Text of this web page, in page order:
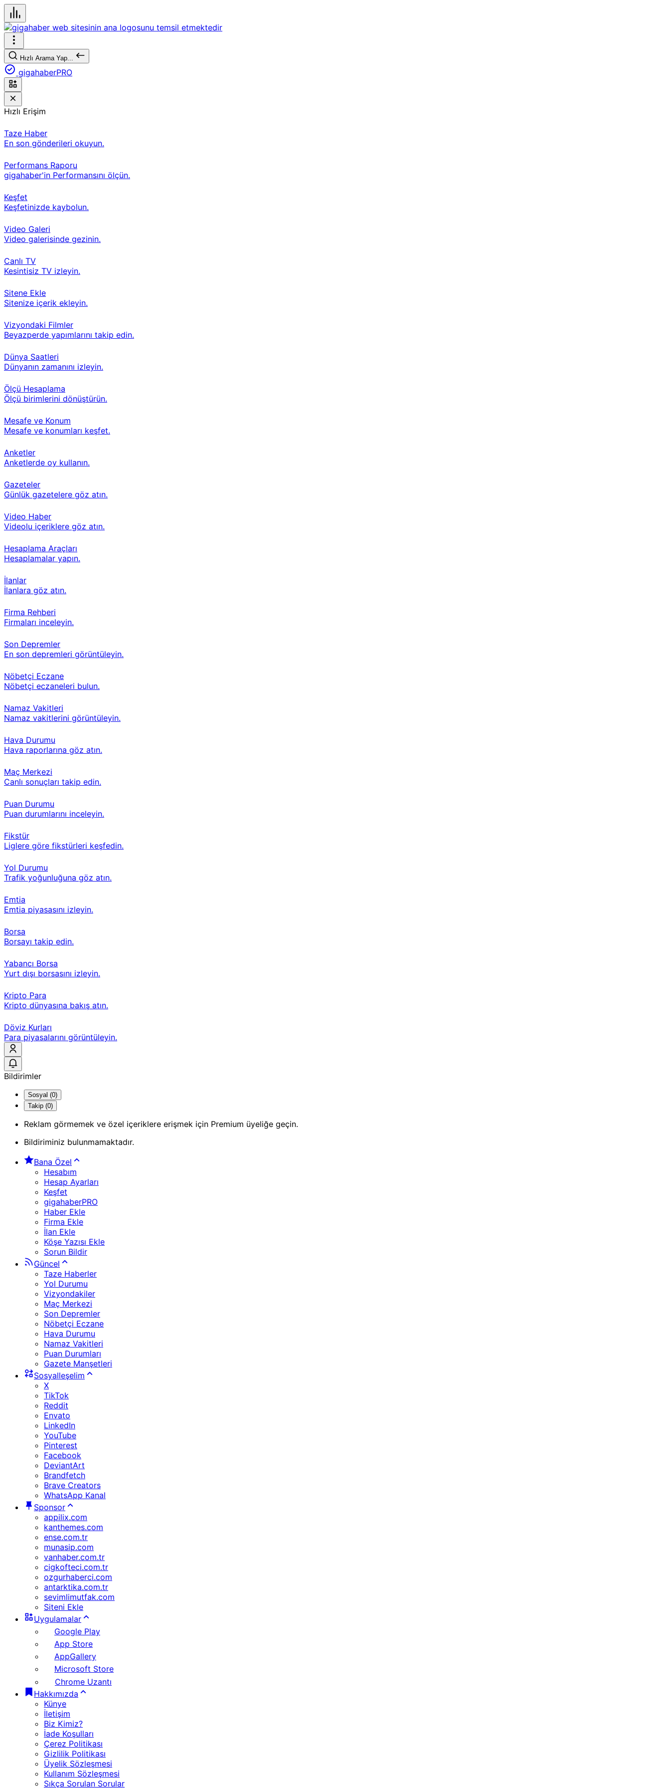
Hızlı Arama Yap...
gigahaberPRO
Hızlı Erişim
Taze Haber
En son gönderileri okuyun.
Performans Raporu
gigahaber'in Performansını ölçün.
Keşfet
Keşfetinizde kaybolun.
Video Galeri
Video galerisinde gezinin.
Canlı TV
Kesintisiz TV izleyin.
Sitene Ekle
Sitenize içerik ekleyin.
Vizyondaki Filmler
Beyazperde yapımlarını takip edin.
Dünya Saatleri
Dünyanın zamanını izleyin.
Ölçü Hesaplama
Ölçü birimlerini dönüştürün.
Mesafe ve Konum
Mesafe ve konumları keşfet.
Anketler
Anketlerde oy kullanın.
Gazeteler
Günlük gazetelere göz atın.
Video Haber
Videolu içeriklere göz atın.
Hesaplama Araçları
Hesaplamalar yapın.
İlanlar
İlanlara göz atın.
Firma Rehberi
Firmaları inceleyin.
Son Depremler
En son depremleri görüntüleyin.
Nöbetçi Eczane
Nöbetçi eczaneleri bulun.
Namaz Vakitleri
Namaz vakitlerini görüntüleyin.
Hava Durumu
Hava raporlarına göz atın.
Maç Merkezi
Canlı sonuçları takip edin.
Puan Durumu
Puan durumlarını inceleyin.
Fikstür
Liglere göre fikstürleri keşfedin.
Yol Durumu
Trafik yoğunluğuna göz atın.
Emtia
Emtia piyasasını izleyin.
Borsa
Borsayı takip edin.
Yabancı Borsa
Yurt dışı borsasını izleyin.
Kripto Para
Kripto dünyasına bakış atın.
Döviz Kurları
Para piyasalarını görüntüleyin.
Bildirimler
Sosyal (0)
Takip (0)
Reklam görmemek ve özel içeriklere erişmek için Premium üyeliğe geçin.
Bildiriminiz bulunmamaktadır.
Bana Özel
Hesabım
Hesap Ayarları
Keşfet
gigahaberPRO
Haber Ekle
Firma Ekle
İlan Ekle
Köşe Yazısı Ekle
Sorun Bildir
Güncel
Taze Haberler
Yol Durumu
Vizyondakiler
Maç Merkezi
Son Depremler
Nöbetçi Eczane
Hava Durumu
Namaz Vakitleri
Puan Durumları
Gazete Manşetleri
Sosyalleşelim
X
TikTok
Reddit
Envato
LinkedIn
YouTube
Pinterest
Facebook
DeviantArt
Brandfetch
Brave Creators
WhatsApp Kanal
Sponsor
appilix.com
kanthemes.com
ense.com.tr
munasip.com
vanhaber.com.tr
cigkofteci.com.tr
ozgurhaberci.com
antarktika.com.tr
sevimlimutfak.com
Siteni Ekle
Uygulamalar
Google Play
App Store
AppGallery
Microsoft Store
Chrome Uzantı
Hakkımızda
Künye
İletişim
Biz Kimiz?
İade Koşulları
Çerez Politikası
Gizlilik Politikası
Üyelik Sözleşmesi
Kullanım Sözleşmesi
Sıkça Sorulan Sorular